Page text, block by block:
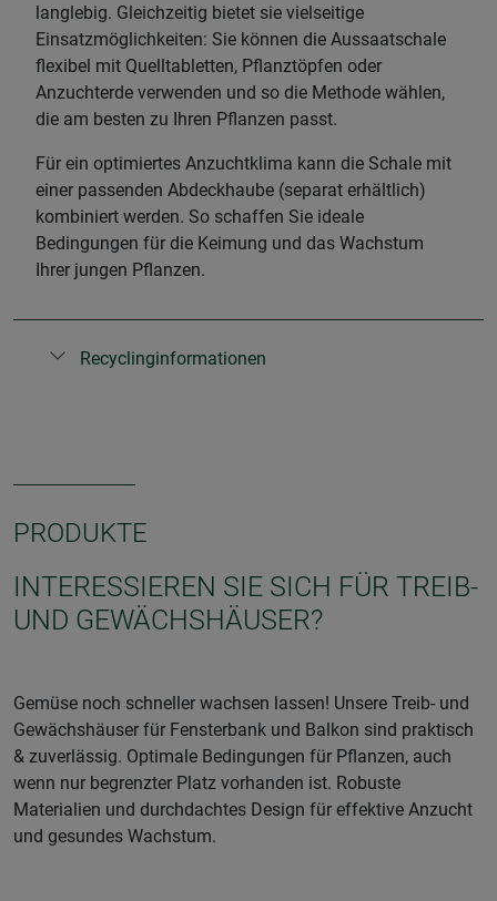
langlebig. Gleichzeitig bietet sie vielseitige
Einsatzmöglichkeiten: Sie können die Aussaatschale
flexibel mit Quelltabletten, Pflanztöpfen oder
Anzuchterde verwenden und so die Methode wählen,
die am besten zu Ihren Pflanzen passt.
Für ein optimiertes Anzuchtklima kann die Schale mit
einer passenden Abdeckhaube (separat erhältlich)
kombiniert werden. So schaffen Sie ideale
Bedingungen für die Keimung und das Wachstum
Ihrer jungen Pflanzen.
Recyclinginformationen
PRODUKTE
INTERESSIEREN SIE SICH FÜR TREIB-
UND GEWÄCHSHÄUSER?
Gemüse noch schneller wachsen lassen! Unsere Treib- und
Gewächshäuser für Fensterbank und Balkon sind praktisch
& zuverlässig. Optimale Bedingungen für Pflanzen, auch
wenn nur begrenzter Platz vorhanden ist. Robuste
Materialien und durchdachtes Design für effektive Anzucht
und gesundes Wachstum.